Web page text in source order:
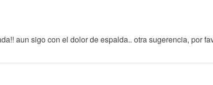
aun sigo con el dolor de espalda.. otra sugerencia, por